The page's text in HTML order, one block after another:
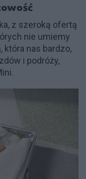
z szeroką ofertą
nie umiemy
która nas bardzo,
i podróży,